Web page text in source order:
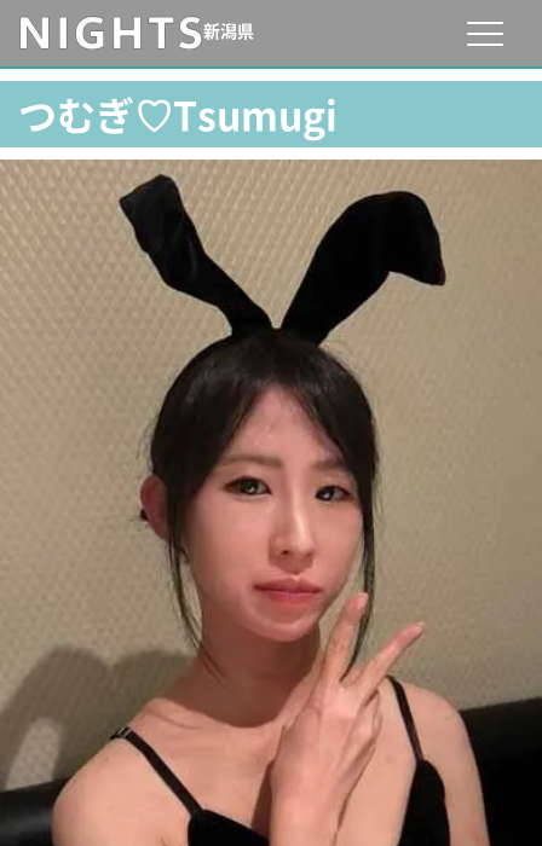
新潟県
つむぎ♡Tsumugi